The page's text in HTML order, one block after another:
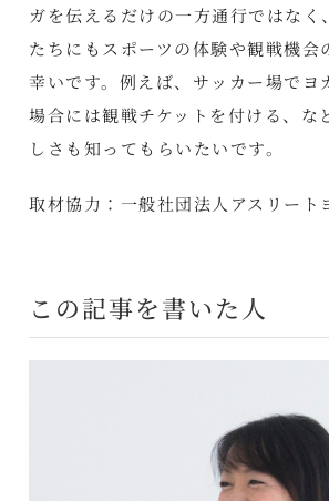
ガを伝えるだけの一方通行ではなく
たちにもスポーツの体験や観戦機会
幸いです。例えば、サッカー場でヨ
場合には観戦チケットを付ける、な
しさも知ってもらいたいです。
取材協力：一般社団法人アスリート
この記事を書いた人